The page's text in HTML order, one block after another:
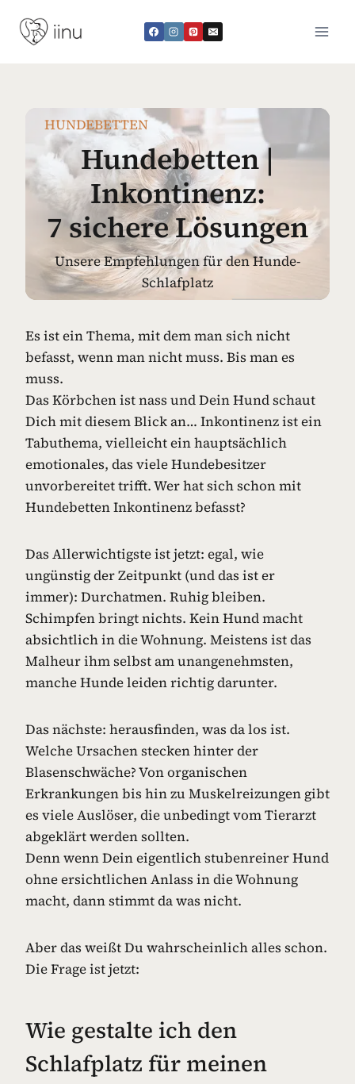
Inhalt
springen
HUNDEBETTEN
Hundebetten |
Inkontinenz:
7 sichere Lösungen
Unsere Empfehlungen für den Hunde-
Schlafplatz
Es ist ein Thema, mit dem man sich nicht
befasst, wenn man nicht muss. Bis man es
muss.
Das Körbchen ist nass und Dein Hund schaut
Dich mit diesem Blick an… Inkontinenz ist ein
Tabuthema, vielleicht ein hauptsächlich
emotionales, das viele Hundebesitzer
unvorbereitet trifft. Wer hat sich schon mit
Hundebetten Inkontinenz befasst?
Das Allerwichtigste ist jetzt: egal, wie
ungünstig der Zeitpunkt (und das ist er
immer): Durchatmen. Ruhig bleiben.
Schimpfen bringt nichts. Kein Hund macht
absichtlich in die Wohnung. Meistens ist das
Malheur ihm selbst am unangenehmsten,
manche Hunde leiden richtig darunter.
Das nächste: herausfinden, was da los ist.
Welche Ursachen stecken hinter der
Blasenschwäche? Von organischen
Erkrankungen bis hin zu Muskelreizungen gibt
es viele Auslöser, die unbedingt vom Tierarzt
abgeklärt werden sollten.
Denn wenn Dein eigentlich stubenreiner Hund
ohne ersichtlichen Anlass in die Wohnung
macht, dann stimmt da was nicht.
Aber das weißt Du wahrscheinlich alles schon.
Die Frage ist jetzt:
Wie gestalte ich den
Schlafplatz für meinen